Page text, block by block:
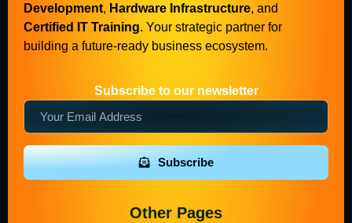
Development, Hardware Infrastructure, and
Certified IT Training. Your strategic partner for
building a future-ready business ecosystem.
Subscribe to our newsletter
Subscribe
Other Pages